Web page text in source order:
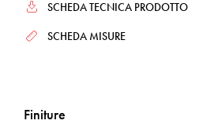
SCHEDA TECNICA PRODOTTO
SCHEDA MISURE
Finiture